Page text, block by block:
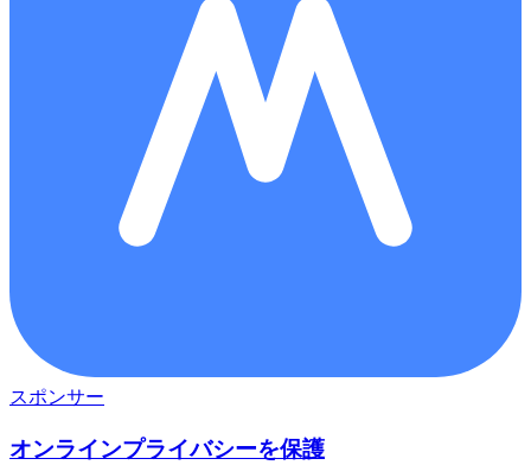
スポンサー
オンラインプライバシーを保護